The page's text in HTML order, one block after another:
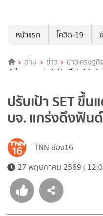
หน้าแรก
โควิด-19
อ่าน ข่าว ข่าวเศรษฐกิจ
กำไร บจ. แกร่งดึงฟันด์โฟลว์เข้าหุ้
ปรับเป้า SET ขึ้น
บจ. แกร่งดึงฟัน
TNN ช่อง16
27 พฤษภาคม 2569 (